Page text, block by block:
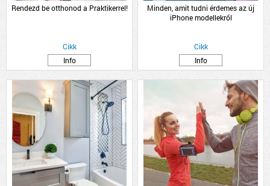
Rendezd be otthonod a Praktikerrel!
Cikk
Info
Minden, amit tudni érdemes az új
iPhone modellekről
Cikk
Info